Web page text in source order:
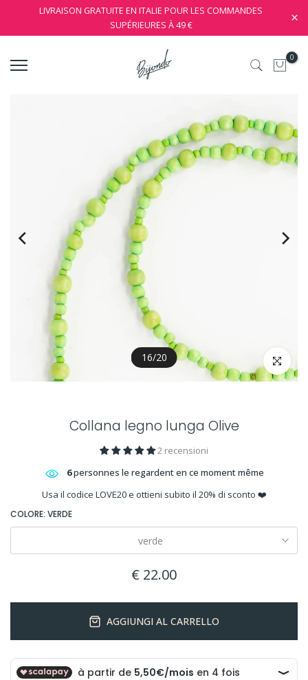
LIVRAISON GRATUITE EN ITALIE POUR LES COMMANDES
SUPÉRIEURES À 49 €
0
16/20 clicquez
Collana legno lunga Olive
2 recensioni
6personnes le regardent en ce moment même
Usa il codice LOVE20 e ottieni subito il 20% di sconto ❤️
COLORE: VERDE
verde
€ 22.00
AGGIUNGI AL CARRELLO